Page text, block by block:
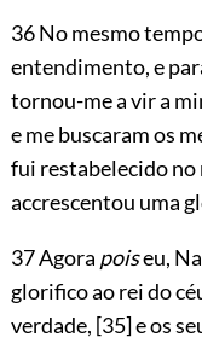
36 No mesmo
entendimento, e
tornou-me a vir a
e me buscaram os
fui restabelecido no
accrescentou uma
37 Agora poiseu,
glorifico ao rei do
verdade, [35]e os